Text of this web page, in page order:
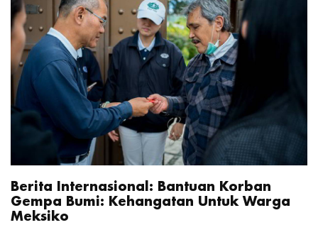
Berita Internasional: Bantuan Korban
Gempa Bumi: Kehangatan Untuk Warga
Meksiko